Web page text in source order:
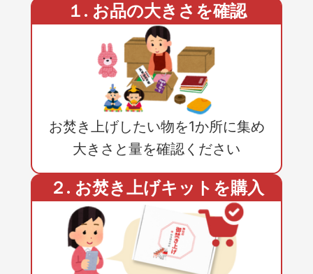
１. お品の大きさを確認
お焚き上げしたい物を1か所に集め
大きさと量を確認ください
２. お焚き上げキットを購入